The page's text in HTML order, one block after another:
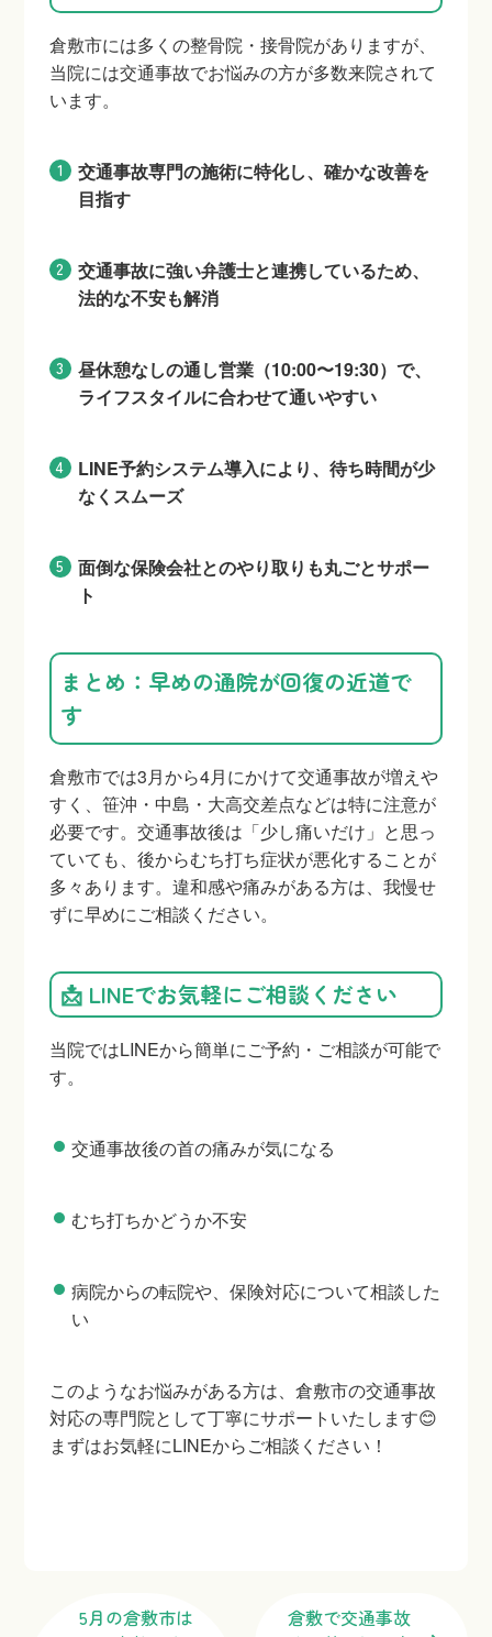
倉敷市には多くの整骨院・接骨院がありますが、
当院には交通事故でお悩みの方が多数来院されて
います。
交通事故専門の施術に特化し、確かな改善を
目指す
交通事故に強い弁護士と連携しているため、
法的な不安も解消
昼休憩なしの通し営業（10:00〜19:30）で、
ライフスタイルに合わせて通いやすい
LINE予約システム導入により、待ち時間が少
なくスムーズ
面倒な保険会社とのやり取りも丸ごとサポー
ト
まとめ：早めの通院が回復の近道で
す
倉敷市では3月から4月にかけて交通事故が増えや
すく、笹沖・中島・大高交差点などは特に注意が
必要です。交通事故後は「少し痛いだけ」と思っ
ていても、後からむち打ち症状が悪化することが
多々あります。違和感や痛みがある方は、我慢せ
ずに早めにご相談ください。
📩 LINEでお気軽にご相談ください
当院ではLINEから簡単にご予約・ご相談が可能で
す。
交通事故後の首の痛みが気になる
むち打ちかどうか不安
病院からの転院や、保険対応について相談した
い
このようなお悩みがある方は、倉敷市の交通事故
対応の専門院として丁寧にサポートいたします😊
まずはお気軽にLINEからご相談ください！
倉敷で交通事故
5月の倉敷市は